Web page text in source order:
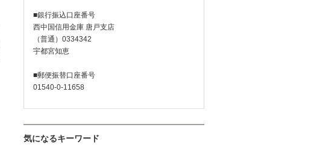
■銀行振込口座番号
西中国信用金庫 唐戸支店
（普通）0334342
宇都宮知恵
■郵便振替口座番号
01540-0-11658
気になるキーワード